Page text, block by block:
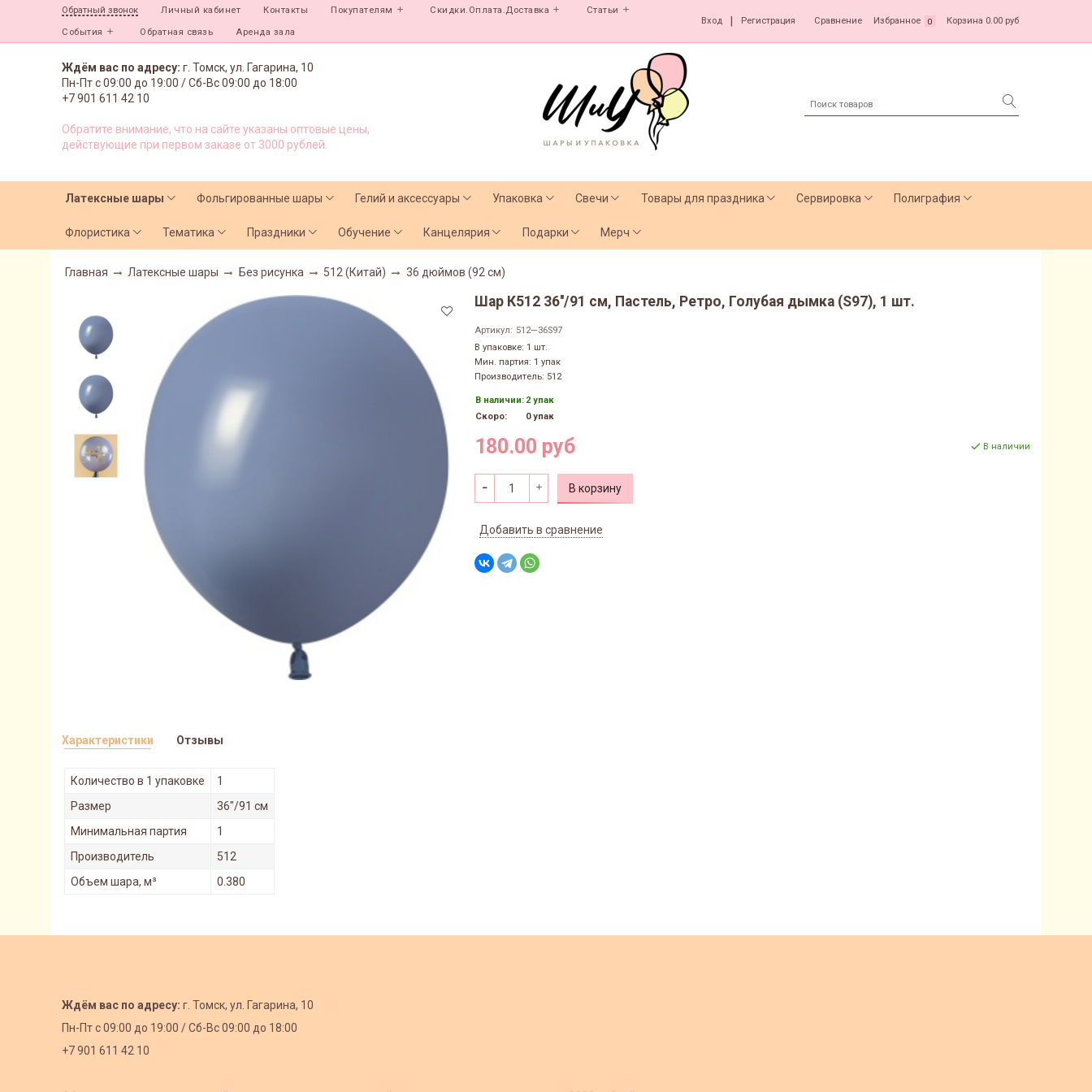
Обратный звонок Личный кабинет Контакты Покупателям Скидки.Оплата.Доставка Статьи
События Обратная связь Аренда зала
Вход Регистрация Сравнение Избранное 0 Корзина 0.00 руб
Ждём вас по адресу: г. Томск, ул. Гагарина, 10
Пн-Пт с09:00 до 19:00 /Сб-Вс 09:00 до 18:00
+7 901 611 42 10
Обратите внимание, что на сайте указаны оптовые цены,
действующие при первом заказе от 3000 рублей.
Латексные шары Фольгированные шары Гелий и аксессуары Упаковка Свечи Товары для праздника Сервировка Полиграфия
Флористика Тематика Праздники Обучение Канцелярия Подарки Мерч
Главная Латексные шары Без рисунка 512 (Китай) 36 дюймов (92 см)
Шар К512 36''/91 см, Пастель, Ретро, Голубая дымка (S97), 1 шт.
Артикул: 512—36S97
В упаковке: 1 шт.
Мин. партия: 1 упак
Производитель: 512
В наличии: 2 упак
Скоро:
0 упак
180.00 руб В наличии
В корзину
Добавить в сравнение
Характеристики
Количество в 1 упаковке
1
Размер
36"/91 см
Минимальная партия
1
Производитель
512
Объем шара, м³
0.380
Отзывы
Ждём вас по адресу: г. Томск, ул. Гагарина, 10
Пн-Пт с09:00 до 19:00 /Сб-Вс 09:00 до 18:00
+7 901 611 42 10